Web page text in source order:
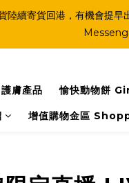
續寄貨回港，有機會提
膚產品 愉快動物餅
增值購物金區